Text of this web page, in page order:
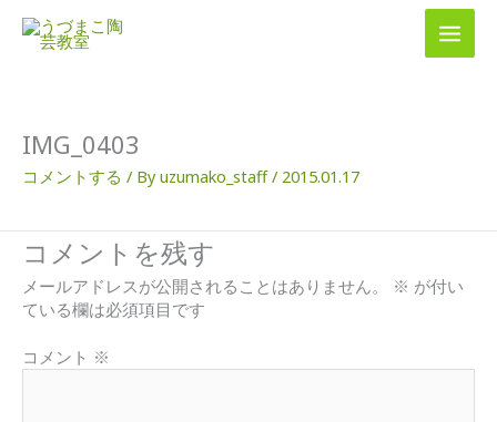
IMG_0403
コメントする / Byuzumako_staff/ 2015.01.17
コメントを残す
メールアドレスが公開されることはありません。 ※ が付い
ている欄は必須項目です
コメント ※